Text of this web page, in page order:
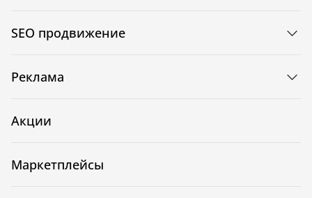
SEO продвижение
Реклама
Акции
Маркетплейсы